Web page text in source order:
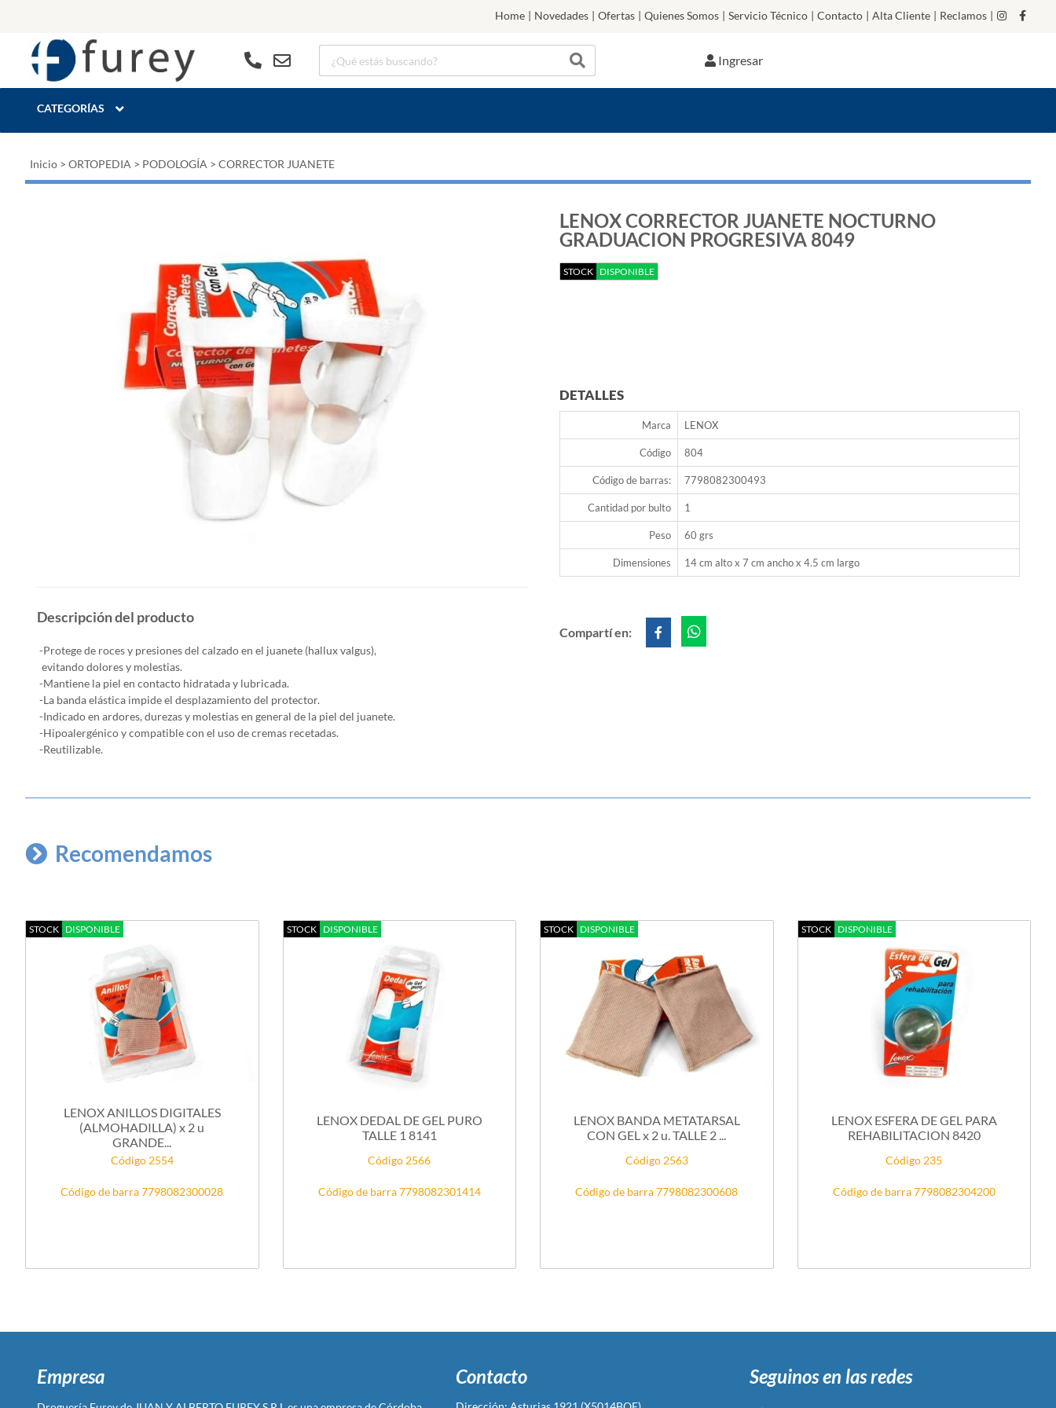
Home | Novedades | Ofertas | Quienes Somos | Servicio Técnico | Contacto | Alta Cliente | Reclamos |
Ingresar
CATEGORÍAS
Inicio > ORTOPEDIA > PODOLOGÍA > CORRECTOR JUANETE
LENOX CORRECTOR JUANETE NOCTURNO
GRADUACION PROGRESIVA 8049
STOCK DISPONIBLE
DETALLES
Marca LENOX
Código 804
Código de barras: 7798082300493
Cantidad por bulto 1
Peso 60 grs
Dimensiones 14 cm alto x 7 cm ancho x 4.5 cm largo
Compartí en:
Descripción del producto
-Protege de roces y presiones del calzado en el juanete (hallux valgus),
evitando dolores y molestias.
-Mantiene la piel en contacto hidratada y lubricada.
-La banda elástica impide el desplazamiento del protector.
-Indicado en ardores, durezas y molestias en general de la piel del juanete.
-Hipoalergénico y compatible con el uso de cremas recetadas.
-Reutilizable.
Recomendamos
STOCK DISPONIBLE
LENOX ANILLOS DIGITALES
(ALMOHADILLA) x 2 u
GRANDE...
Código 2554
Código de barra 7798082300028
STOCK DISPONIBLE
LENOX DEDAL DE GEL PURO
TALLE 1 8141
Código 2566
Código de barra 7798082301414
STOCK DISPONIBLE
LENOX BANDA METATARSAL
CON GEL x 2 u. TALLE 2 ...
Código 2563
Código de barra 7798082300608
STOCK DISPONIBLE
LENOX ESFERA DE GEL PARA
REHABILITACION 8420
Código 235
Código de barra 7798082304200
Empresa Contacto Seguinos en las redes